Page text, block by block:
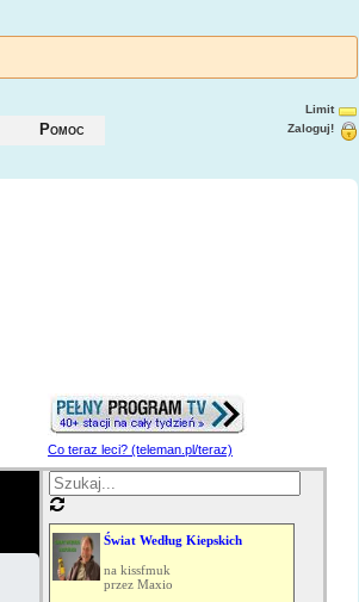
Pomoc
Limit
Zaloguj!
Co teraz leci? (teleman.pl/teraz)
Świat Według Kiepskich
na kissfmuk
przez Maxio